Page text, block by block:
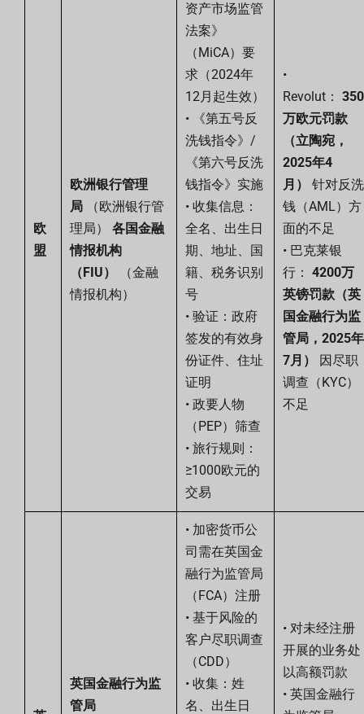
欧
盟
欧洲银行管理
局 （欧洲银行管
理局） 各国金融
情报机构
（FIU）
（金融
情报机构）
资产市场监管
法案》
（MiCA）要
求（2024年
12月起生效）
• 《第五号反
洗钱指令》/
《第六号反洗
钱指令》实施
• 收集信息：
全名、出生日
期、地址、国
籍、税务识别
号
• 验证：政府
签发的有效身
份证件、住址
证明
• 政要人物
（PEP）筛查
• 旅行规则：
≥1000欧元的
交易
•
Revolut： 350
万欧元罚款
（立陶宛，
2025年4
月）
针对反洗
钱（AML）方
面的不足
• 巴克莱银
行： 4200万
英镑罚款（英
国金融行为监
管局，2025年
7月）
因尽职
调查（KYC）
不足
英国金融行为监
管局
• 加密货币公
司需在英国金
融行为监管局
（FCA）注册
• 基于风险的
客户尽职调查
（CDD）
• 收集：姓
名、出生日
• 对未经注册
开展的业务处
以高额罚款
• 英国金融行